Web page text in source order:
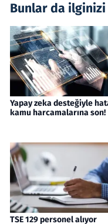
Bunlar da
Yapay zeka desteğiyle
kamu harcamalarına son!
TSE 129 personel alıyor